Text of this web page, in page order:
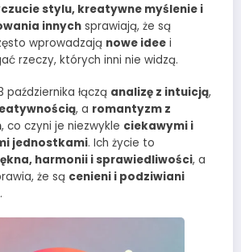
stylu, kreatywne myślenie i
innych sprawiają, że są
wprowadzają nowe idee i
rzeczy, których inni nie widzą.
łączą analizę z intuicją,
, a romantyzm z
, co czyni je niezwykle ciekawymi i
jednostkami. Ich życie to
harmonii i sprawiedliwości, a
że są cenieni i podziwiani
.